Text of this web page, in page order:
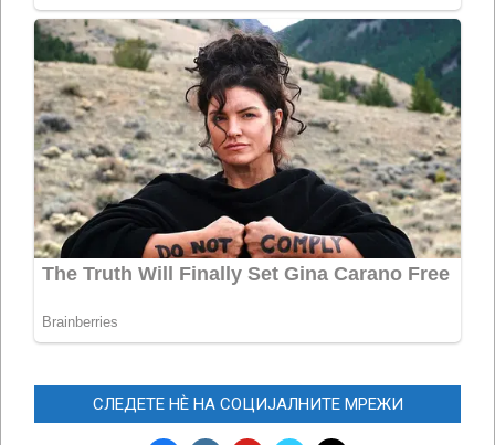
СЛЕДЕТЕ НЀ НА СОЦИЈАЛНИТЕ МРЕЖИ